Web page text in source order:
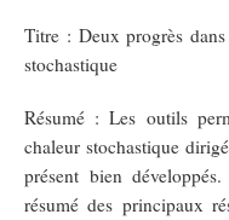
Titre : Deux progrès
stochastique
Résumé : Les outils
chaleur stochastique
présent bien
résumé des principaux